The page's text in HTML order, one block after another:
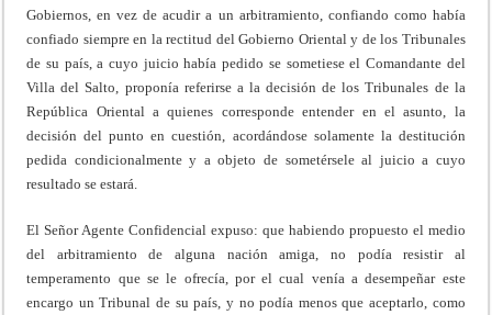
Gobiernos, en vez de acudir a un arbitramiento, confiando como había
confiado siempre en la rectitud del Gobierno Oriental y de los Tribunales
de su país, a cuyo juicio había pedido se sometiese el Comandante del
Villa del Salto, proponía referirse a la decisión de los Tribunales de la
República Oriental a quienes corresponde entender en el asunto, la
decisión del punto en cuestión, acordándose solamente la destitución
pedida condicionalmente y a objeto de sometérsele al juicio a cuyo
resultado se estará.
El Señor Agente Confidencial expuso: que habiendo propuesto el medio
del arbitramiento de alguna nación amiga, no podía resistir al
temperamento que se le ofrecía, por el cual venía a desempeñar este
encargo un Tribunal de su país, y no podía menos que aceptarlo, como